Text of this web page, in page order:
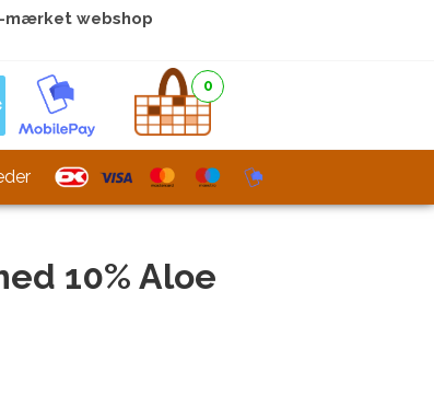
mærket webshop
0
10% Aloe